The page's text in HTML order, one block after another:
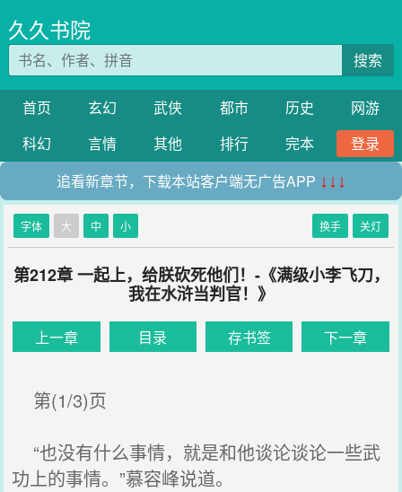
久久书院
搜索
首页 玄幻 武侠 都市 历史
网游
科幻
言情 其他 排行 完本
登录
追看新章节，下载本站客户端无广告APP ↓↓↓
字体 大 中 小 换手 关灯
第212章 一起上，给朕砍死他们！-《满级小李飞刀，
我在水浒当判官！》
上一章 目录 存书签 下一章
第(1/3)页
“也没有什么事情，就是和他谈论谈论一些武
功上的事情。”慕容峰说道。